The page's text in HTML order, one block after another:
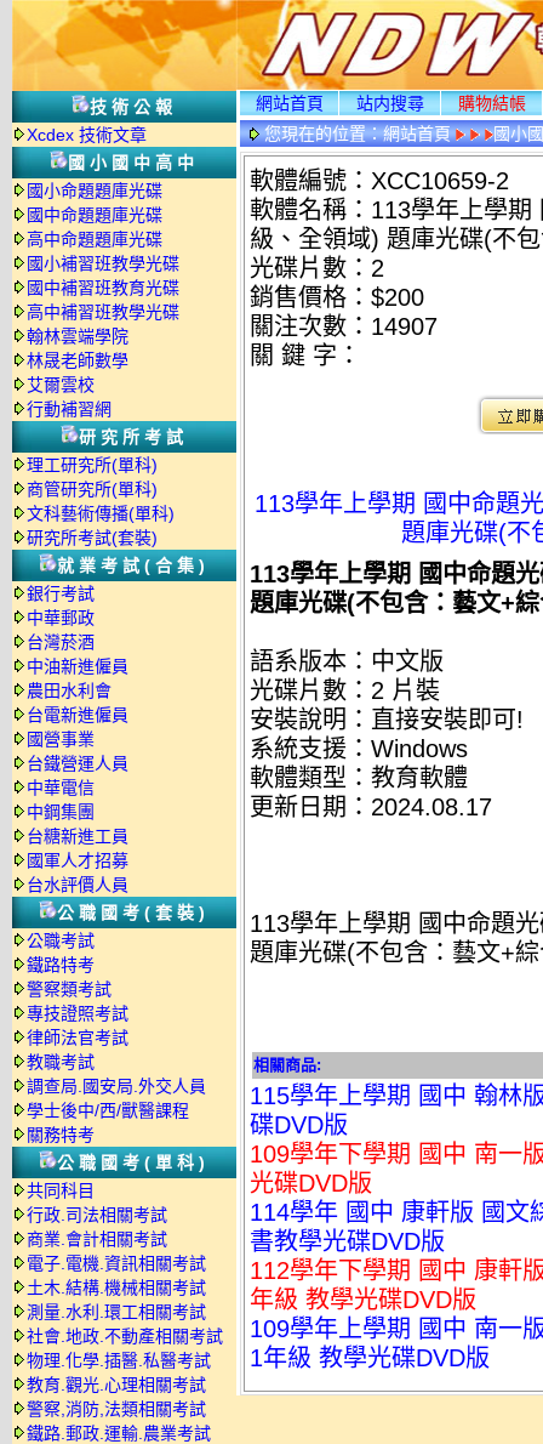
技術公報
Xcdex 技術文章
國小國中高中
國小命題題庫光碟
國中命題題庫光碟
高中命題題庫光碟
國小補習班教學光碟
國中補習班教育光碟
高中補習班教學光碟
翰林雲端學院
林晟老師數學
艾爾雲校
行動補習網
研究所考試
理工研究所(單科)
商管研究所(單科)
文科藝術傳播(單科)
研究所考試(套裝)
就業考試(合集)
銀行考試
中華郵政
台灣菸酒
中油新進僱員
農田水利會
台電新進僱員
國營事業
台鐵營運人員
中華電信
中鋼集團
台糖新進工員
國軍人才招募
台水評價人員
公職國考(套裝)
公職考試
鐵路特考
警察類考試
專技證照考試
律師法官考試
教職考試
調查局.國安局.外交人員
學士後中/西/獸醫課程
關務特考
公職國考(單科)
共同科目
行政.司法相關考試
商業.會計相關考試
電子.電機.資訊相關考試
土木.結構.機械相關考試
測量.水利.環工相關考試
社會.地政.不動產相關考試
物理.化學.插醫.私醫考試
教育.觀光.心理相關考試
警察,消防,法類相關考試
鐵路.郵政.運輸.農業考試
網站首頁 站内搜尋
購物結帳
您現在的位置：網站首頁 國小
軟體編號：XCC10659-2
軟體名稱：113學年上學
級、全領域) 題庫光碟(不
光碟片數：2
銷售價格：$200
關注次數： 14907
關 鍵 字：
113學年上學期 國中命題
題庫光碟(不
113學年上學期 國中命題
題庫光碟(不包含：藝文+
語系版本：中文版
光碟片數：2 片裝
安裝說明：直接安裝即可!
系統支援：Windows
軟體類型：教育軟體
更新日期：2024.08.17
113學年上學期 國中命題
題庫光碟(不包含：藝文+
相關商品:
115學年上學期 國中 翰林
碟DVD版
109學年下學期 國中 南一
光碟DVD版
114學年 國中 康軒版 國文
書教學光碟DVD版
112學年下學期 國中 康軒
年級 教學光碟DVD版
109學年上學期 國中 南一
1年級 教學光碟DVD版